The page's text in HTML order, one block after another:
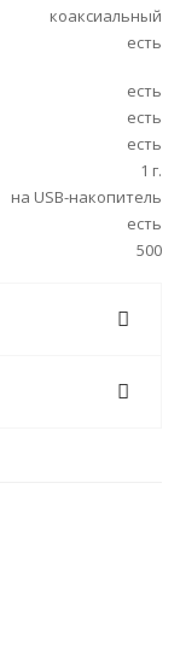
коаксиальный
есть
есть
есть
есть
1 г.
на USB-накопитель
есть
500